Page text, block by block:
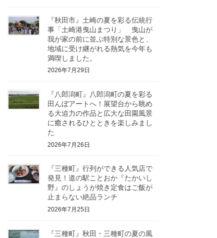
『秋田市』土崎の夏を彩る伝統行
事「土崎港曳山まつり」 曳山が
我が家の前に並ぶ特別な景色と、
地域に受け継がれる熱気を今年も
満喫しました。
2026年7月29日
『八郎潟町』八郎潟町の夏を彩る
田んぼアートへ！展望台から眺め
る大迫力の作品と広大な田園風景
に癒されるひとときを楽しみまし
た
2026年7月26日
『三種町』行列ができる人気店で
発見！道の駅ことおか『たかいし
野』のしょうが焼き定食はご飯が
止まらない絶品ランチ
2026年7月25日
『三種町』秋田・三種町の夏の風